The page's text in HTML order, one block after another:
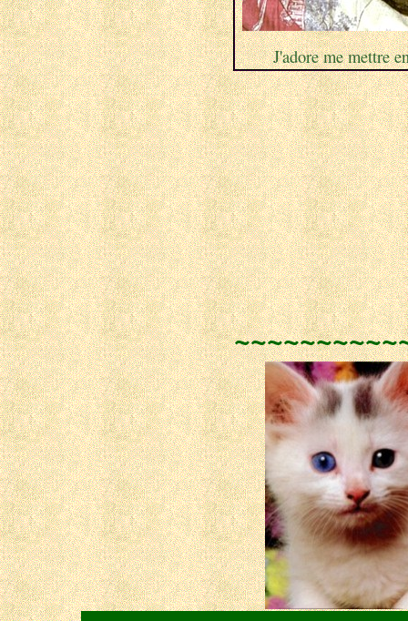
J'adore me mettre
Ce site a reçu
le 26 Janvier
Ce site vous a
cliquant sur